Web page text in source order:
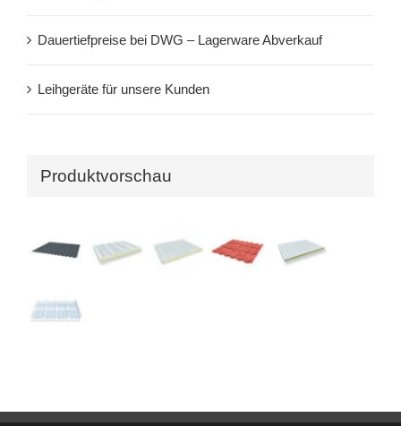
Dauertiefpreise bei DWG – Lagerware Abverkauf
Leihgeräte für unsere Kunden
Produktvorschau